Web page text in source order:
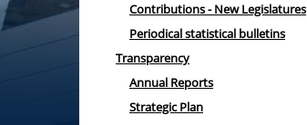
Contributions - New Legislatures
Periodical statistical bulletins
Transparency
Annual Reports
Strategic Plan